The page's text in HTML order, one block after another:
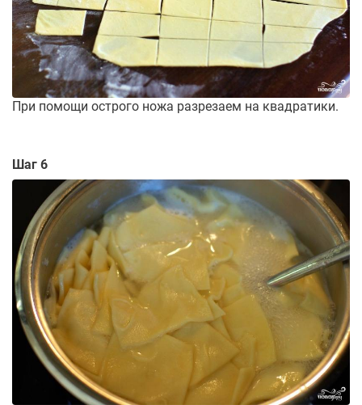
При помощи острого ножа разрезаем на квадратики.
Шаг 6